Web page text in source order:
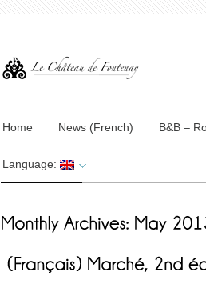
Home News (French) B&B –
Language: